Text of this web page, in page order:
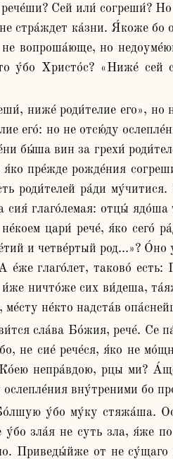
Сей или́ согреши́?
стра́ждет ка́зни. Я́коже бо
не вопроша́юще, но
у́бо Христо́с? «Ниже́ сей
его́: но не отсю́ду
бы́ша вин за грехи́
пре́жде рожде́ния
роди́телей ра́ди
сия́ глаго́лемая: отцы́
цари́ рече́, я́ко сего́
и четве́ртый род…»? О́но
глаго́лет, таково́
ничто́же сих ви́деша,
не́кто надста́в
не сие́ рече́ся, я́ко не
непра́вдою, рцы ми?
ослепле́ния вну́треними бо
зла́я не суть зла, я́же
Приведы́йже от не